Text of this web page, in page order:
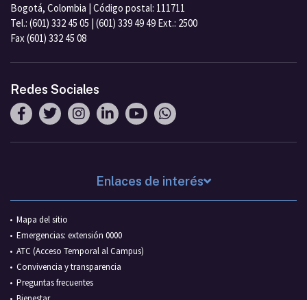
Bogotá, Colombia | Código postal: 111711
Tel.: (601) 332 45 05 | (601) 339 49 49 Ext.: 2500
Fax (601) 332 45 08
Redes Sociales
Enlaces de interés
Mapa del sitio
Emergencias: extensión 0000
ATC (Acceso Temporal al Campus)
Convivencia y transparencia
Preguntas frecuentes